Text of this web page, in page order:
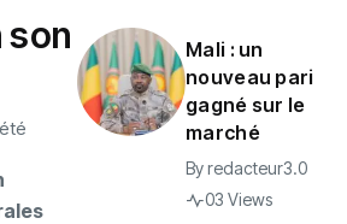
son
Mali : un
nouveau pari
gagné sur le
marché
Byredacteur3.0
03 Views